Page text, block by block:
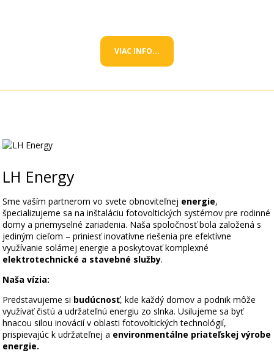
VIAC INFO...
LH Energy
Sme vaším partnerom vo svete obnoviteľnej energie,
špecializujeme sa na inštaláciu fotovoltických systémov pre rodinné
domy a priemyselné zariadenia. Naša spoločnosť bola založená s
jediným cieľom – priniesť inovatívne riešenia pre efektívne
využívanie solárnej energie a poskytovať komplexné
elektrotechnické a stavebné služby.
Naša vízia:
Predstavujeme si budúcnosť, kde každý domov a podnik môže
využívať čistú a udržateľnú energiu zo slnka. Usilujeme sa byť
hnacou silou inovácií v oblasti fotovoltických technológií,
prispievajúc k udržateľnej a environmentálne priateľskej výrobe
energie.